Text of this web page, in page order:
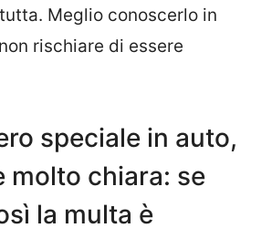
Meglio conoscerlo in
rischiare di essere
speciale in auto,
molto chiara: se
la multa è